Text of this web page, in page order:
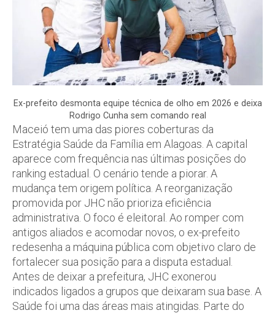
Ex-prefeito desmonta equipe técnica de olho em 2026 e deixa
Rodrigo Cunha sem comando real
Maceió tem uma das piores coberturas da
Estratégia Saúde da Família em Alagoas. A capital
aparece com frequência nas últimas posições do
ranking estadual. O cenário tende a piorar. A
mudança tem origem política. A reorganização
promovida por JHC não prioriza eficiência
administrativa. O foco é eleitoral. Ao romper com
antigos aliados e acomodar novos, o ex-prefeito
redesenha a máquina pública com objetivo claro de
fortalecer sua posição para a disputa estadual.
Antes de deixar a prefeitura, JHC exonerou
indicados ligados a grupos que deixaram sua base. A
Saúde foi uma das áreas mais atingidas. Parte do